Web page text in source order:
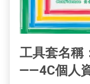
工具套名稱
——4C個人